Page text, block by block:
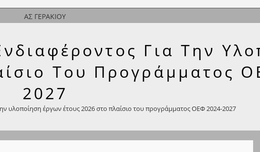
ΑΣ ΓΕΡΑΚΙΟΥ
Για Την
Του Προγράμματος
2027
υλοποίηση έργων έτους 2026 στο πλαίσιο του προγράμματος ΟΕΦ 2024-2027